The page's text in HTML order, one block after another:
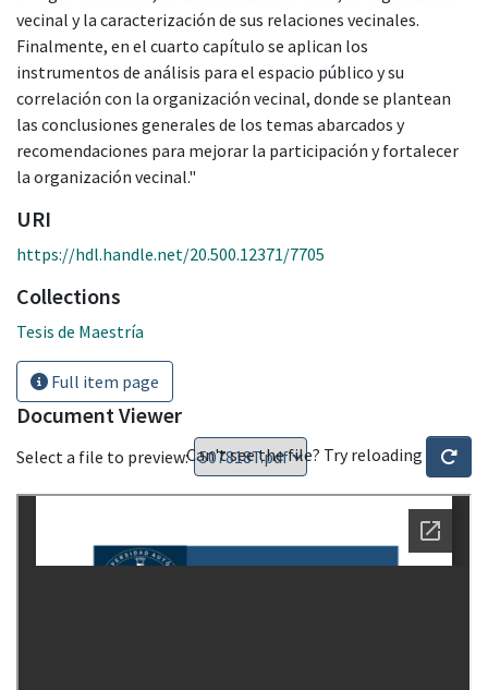
vecinal y la caracterización de sus relaciones vecinales.
Finalmente, en el cuarto capítulo se aplican los
instrumentos de análisis para el espacio público y su
correlación con la organización vecinal, donde se plantean
las conclusiones generales de los temas abarcados y
recomendaciones para mejorar la participación y fortalecer
la organización vecinal."
URI
https://hdl.handle.net/20.500.12371/7705
Collections
Tesis de Maestría
Full item page
Document Viewer
Select a file to preview:Can't see the file? Try reloading